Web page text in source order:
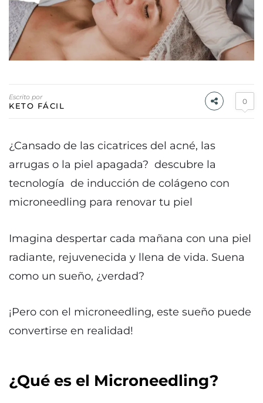
Escrito por
KETO FÁCIL 0
¿Cansado de las cicatrices del acné, las
arrugas o la piel apagada? descubre la
tecnología de inducción de colágeno con
microneedling para renovar tu piel
Imagina despertar cada mañana con una piel
radiante, rejuvenecida y llena de vida. Suena
como un sueño, ¿verdad?
¡Pero con el microneedling, este sueño puede
convertirse en realidad!
¿Qué es el Microneedling?